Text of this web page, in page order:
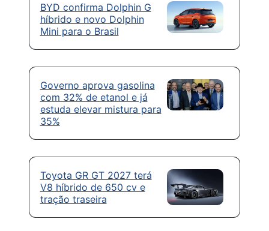
BYD confirma Dolphin G
híbrido e novo Dolphin
Mini para o Brasil
Governo aprova gasolina
com 32% de etanol e já
estuda elevar mistura para
35%
Toyota GR GT 2027 terá
V8 híbrido de 650 cv e
tração traseira